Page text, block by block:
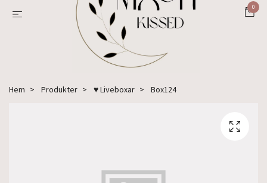
0
Hem Produkter ♥ Liveboxar Box124